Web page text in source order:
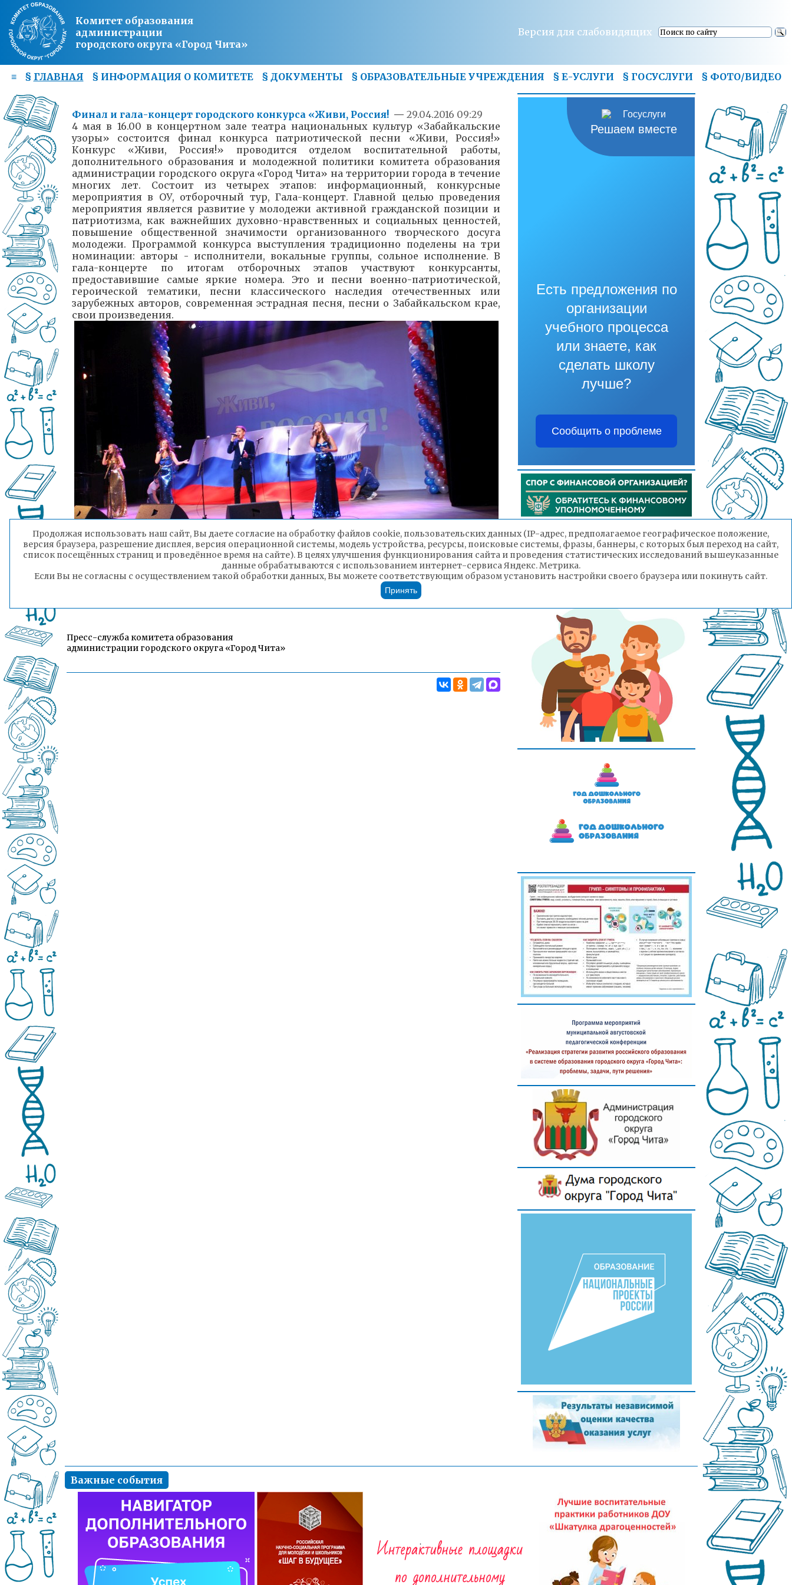
Комитет образования
администрации
городского округа «Город Чита»
Версия для слабовидящих
≡ § ГЛАВНАЯ § ИНФОРМАЦИЯ О КОМИТЕТЕ § ДОКУМЕНТЫ § ОБРАЗОВАТЕЛЬНЫЕ УЧРЕЖДЕНИЯ § Е-УСЛУГИ § ГОСУСЛУГИ § ФОТО/ВИДЕО
Финал и гала-концерт городского конкурса «Живи, Россия! — 29.04.2016 09:29
4 мая в 16.00 в концертном зале театра национальных культур «Забайкальские
узоры» состоится финал конкурса патриотической песни «Живи, Россия!»
Конкурс «Живи, Россия!» проводится отделом воспитательной работы,
дополнительного образования и молодежной политики комитета образования
администрации городского округа «Город Чита» на территории города в течение
многих лет. Состоит из четырех этапов: информационный, конкурсные
мероприятия в ОУ, отборочный тур, Гала-концерт. Главной целью проведения
мероприятия является развитие у молодежи активной гражданской позиции и
патриотизма, как важнейших духовно-нравственных и социальных ценностей,
повышение общественной значимости организованного творческого досуга
молодежи. Программой конкурса выступления традиционно поделены на три
номинации: авторы - исполнители, вокальные группы, сольное исполнение. В
гала-концерте по итогам отборочных этапов участвуют конкурсанты,
предоставившие самые яркие номера. Это и песни военно-патриотической,
героической тематики, песни классического наследия отечественных или
зарубежных авторов, современная эстрадная песня, песни о Забайкальском крае,
свои произведения.
Пресс-служба комитета образования
администрации городского округа «Город Чита»
Решаем вместе
Есть предложения по
организации
учебного процесса
или знаете, как
сделать школу
лучше?
Сообщить о проблеме
Важные события
Продолжая использовать наш сайт, Вы даете согласие на обработку файлов cookie, пользовательских данных (IP-адрес, предполагаемое географическое положение,
версия браузера, разрешение дисплея, версия операционной системы, модель устройства, ресурсы, поисковые системы, фразы, баннеры, с которых был переход на сайт,
список посещённых страниц и проведённое время на сайте). В целях улучшения функционирования сайта и проведения статистических исследований вышеуказанные
данные обрабатываются с использованием интернет-сервиса Яндекс. Метрика.
Если Вы не согласны с осуществлением такой обработки данных, Вы можете соответствующим образом установить настройки своего браузера или покинуть сайт.
Принять